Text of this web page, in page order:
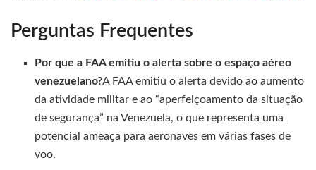
Perguntas Frequentes
Por que a FAA emitiu o alerta sobre o espaço aéreo
venezuelano?A FAA emitiu o alerta devido ao aumento
da atividade militar e ao “aperfeiçoamento da situação
de segurança” na Venezuela, o que representa uma
potencial ameaça para aeronaves em várias fases de
voo.